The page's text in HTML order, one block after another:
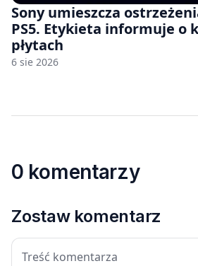
Sony umieszcza
PS5. Etykieta informuje o
płytach
6 sie 2026
0 komentarzy
Zostaw komentarz